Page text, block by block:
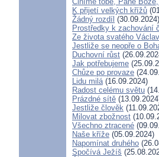
K přijetí velkých křížů
Žádný rozdíl (30.09.2024)
Prostředky k zachování
Ze života svatého
Jestliže se neopře o
Duchovní růst
Jak potřebujeme
Chůze po provaze
Lidu milá(16.09.2024)
Radost celému světu
Prázdné sítě
Jestliže člověk
Milovat zbožnost
Všechno ztracené
Naše kříže (05.09.2024)
Napomínat druhého
Spočívá Ježíš